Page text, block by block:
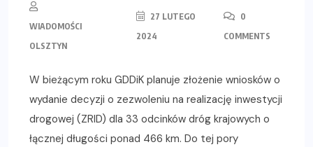
WIADOMOŚCI
OLSZTYN
27 LUTEGO
2024
0
COMMENTS
W bieżącym roku GDDiK planuje złożenie wniosków o
wydanie decyzji o zezwoleniu na realizację inwestycji
drogowej (ZRID) dla 33 odcinków dróg krajowych o
łącznej długości ponad 466 km. Do tej pory